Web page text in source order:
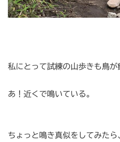
私にとって試練の山歩きも鳥が
あ！近くで鳴いている。
ちょっと鳴き真似をしてみた